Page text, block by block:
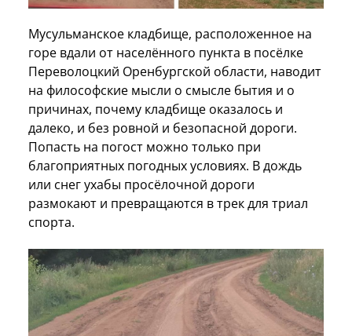
Мусульманское кладбище, расположенное на
горе вдали от населённого пункта в посёлке
Переволоцкий Оренбургской области, наводит
на философские мысли о смысле бытия и о
причинах, почему кладбище оказалось и
далеко, и без ровной и безопасной дороги.
Попасть на погост можно только при
благоприятных погодных условиях. В дождь
или снег ухабы просёлочной дороги
размокают и превращаются в трек для триал
спорта.